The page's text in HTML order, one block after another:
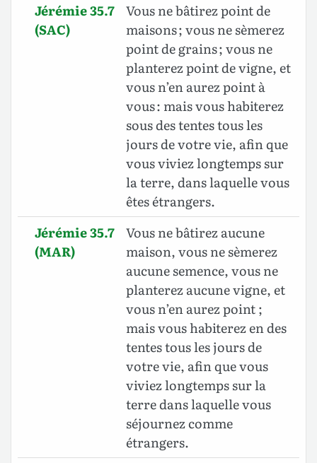
Jérémie 35.7
(SAC)
Vous ne bâtirez point de
maisons ; vous ne sèmerez
point de grains ; vous ne
planterez point de vigne, et
vous n’en aurez point à
vous : mais vous habiterez
sous des tentes tous les
jours de votre vie, afin que
vous viviez longtemps sur
la terre, dans laquelle vous
êtes étrangers.
Jérémie 35.7
(MAR)
Vous ne bâtirez aucune
maison, vous ne sèmerez
aucune semence, vous ne
planterez aucune vigne, et
vous n’en aurez point ;
mais vous habiterez en des
tentes tous les jours de
votre vie, afin que vous
viviez longtemps sur la
terre dans laquelle vous
séjournez comme
étrangers.